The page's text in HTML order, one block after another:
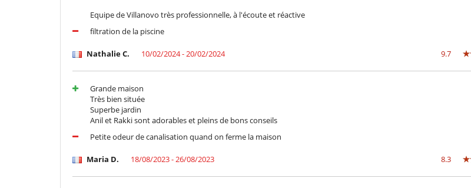
Equipe de Villanovo très professionnelle, à l'écoute et réactive
filtration de la piscine
Nathalie C. 10/02/2024 - 20/02/2024 9.7
Grande maison
Très bien située
Superbe jardin
Anil et Rakki sont adorables et pleins de bons conseils
Petite odeur de canalisation quand on ferme la maison
Maria D. 18/08/2023 - 26/08/2023 8.3